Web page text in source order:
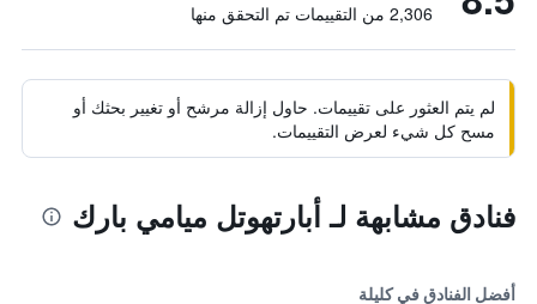
2,306 من التقييمات تم التحقق منها
لم يتم العثور على تقييمات. حاول إزالة مرشح أو تغيير بحثك أو
مسح كل شيء لعرض التقييمات.
فنادق مشابهة لـ أبارتهوتل ميامي بارك
أفضل الفنادق في كليلة